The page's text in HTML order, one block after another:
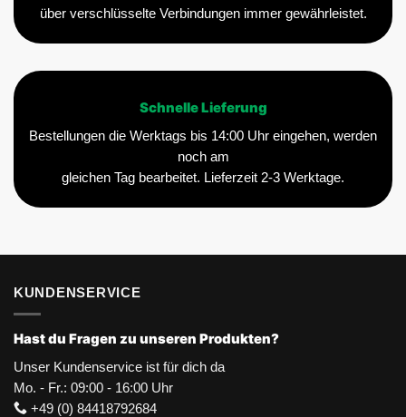
über verschlüsselte Verbindungen immer gewährleistet.
Schnelle Lieferung
Bestellungen die Werktags bis 14:00 Uhr eingehen, werden
noch am
gleichen Tag bearbeitet. Lieferzeit 2-3 Werktage.
KUNDENSERVICE
Hast du Fragen zu unseren Produkten?
Unser Kundenservice ist für dich da
Mo. - Fr.: 09:00 - 16:00 Uhr
+49 (0) 84418792684